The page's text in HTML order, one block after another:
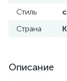
Стиль
Страна
Описание